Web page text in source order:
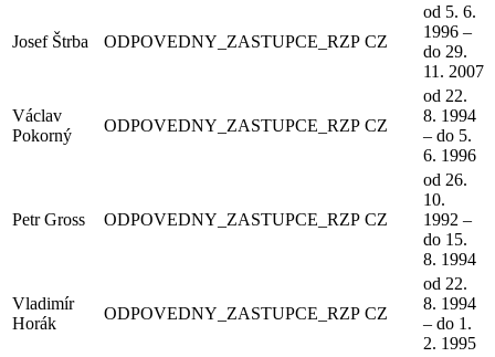
Josef Štrba ODPOVEDNY_ZASTUPCE_RZP CZ
od 5. 6.
1996 –
do 29.
11. 2007
Václav
Pokorný
ODPOVEDNY_ZASTUPCE_RZP CZ
od 22.
8. 1994
– do 5.
6. 1996
Petr Gross ODPOVEDNY_ZASTUPCE_RZP CZ
od 26.
10.
1992 –
do 15.
8. 1994
Vladimír
Horák
ODPOVEDNY_ZASTUPCE_RZP CZ
od 22.
8. 1994
– do 1.
2. 1995